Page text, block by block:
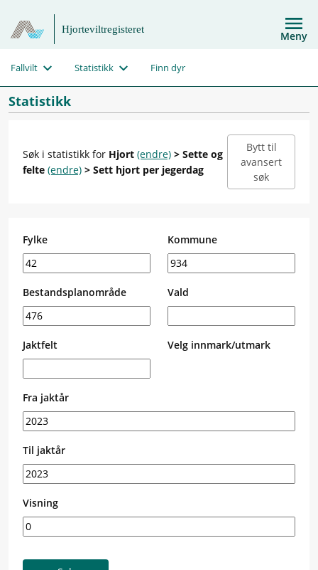
Hjorteviltregisteret Meny
Fallvilt Statistikk Finn dyr
Statistikk
Søk i statistikk for Hjort (endre) > Sette og
felte (endre) > Sett hjort per jegerdag
Bytt til
avansert
søk
Fylke Kommune
Bestandsplanområde Vald
Jaktfelt Velg innmark/utmark
Fra jaktår
Til jaktår
Visning